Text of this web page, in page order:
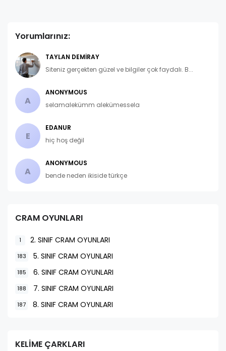
Yorumlarınız:
TAYLAN DEMIRAY
Siteniz gerçekten güzel ve bilgiler çok faydalı. B...
A
ANONYMOUS
selamalekümm alekümessela
E
EDANUR
hiç hoş değil
A
ANONYMOUS
bende neden ikiside türkçe
CRAM OYUNLARI
1 2. SINIF CRAM OYUNLARI
183 5. SINIF CRAM OYUNLARI
185 6. SINIF CRAM OYUNLARI
188 7. SINIF CRAM OYUNLARI
187 8. SINIF CRAM OYUNLARI
KELİME ÇARKLARI